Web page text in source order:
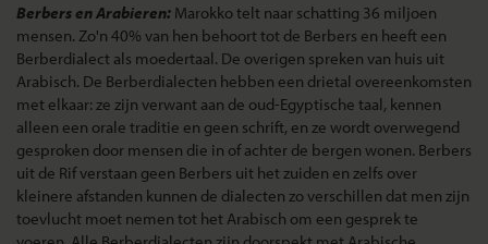
Berbers en Arabieren: Marokko telt naar schatting 36 miljoen
mensen. Zo'n 40% van hen behoort tot de Berbers en heeft een
Berberdialect als moedertaal. De overigen spreken van huis uit
Arabisch. De Berberdialecten hebben een drietal overeenkomsten
met elkaar: ze zijn verwant aan de oud-Egyptische taal, kennen
alleen een orale traditie en geen schrift, en ze wordt overwegend
gesproken door mensen die in of achter de bergen wonen. Berbers
uit de Rif verstaan geen Berbers uit het zuiden en zelfs over
kleinere afstanden kunnen de dialecten zo verschillen dat men zijn
toevlucht moet nemen tot het Arabisch om een gesprek te